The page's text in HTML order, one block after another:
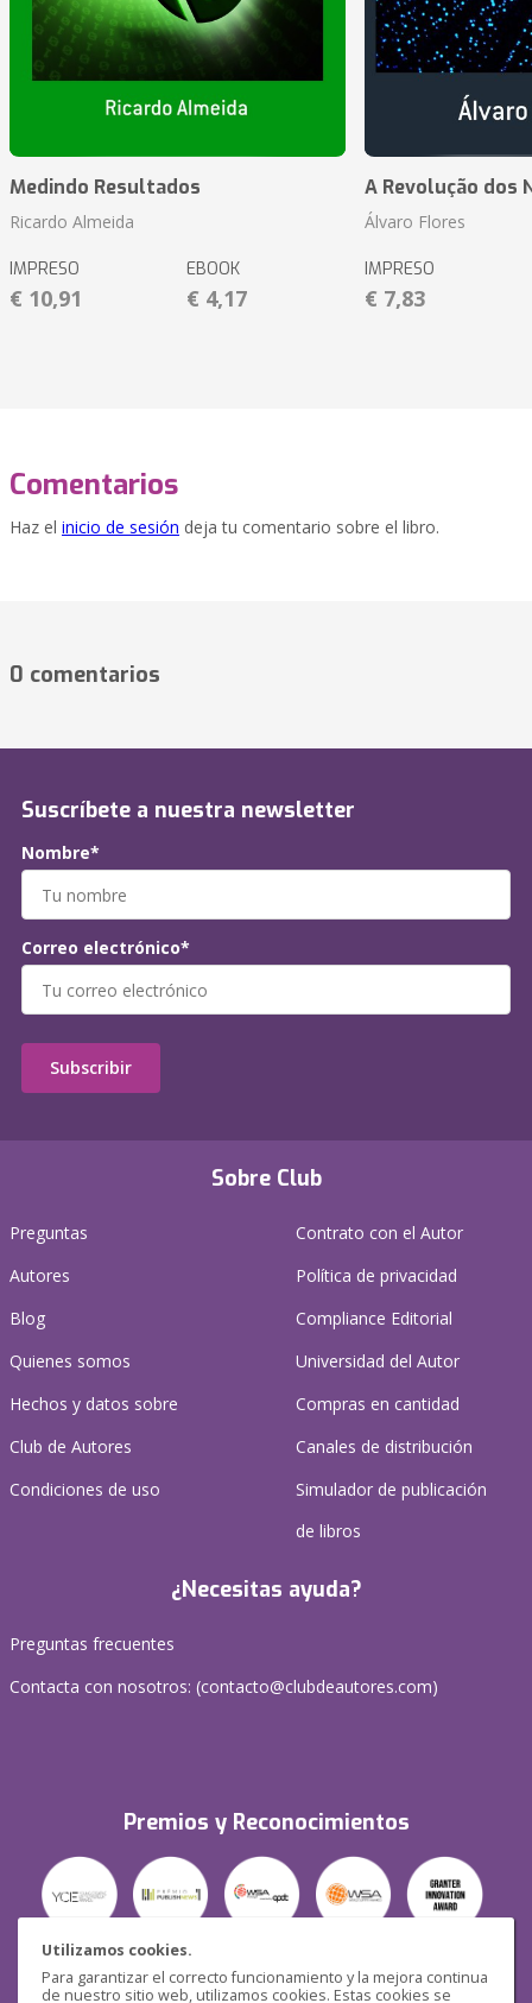
Utilizamos cookies.
Para garantizar el correcto funcionamiento y la mejora continua
de nuestro sitio web, utilizamos cookies. Estas cookies se
Medindo Resultados
Ricardo Almeida
IMPRESO
€ 10,91
EBOOK
€ 4,17
A Revolução dos
Álvaro Flores
IMPRESO
€ 7,83
Comentarios
Haz el inicio de sesión deja tu comentario sobre el libro.
0 comentarios
Sobre Club
Preguntas
Autores
Blog
Quienes somos
Hechos y datos sobre
Club de Autores
Condiciones de uso
Contrato con el Autor
Política de privacidad
Compliance Editorial
Universidad del Autor
Compras en cantidad
Canales de distribución
Simulador de publicación
de libros
¿Necesitas ayuda?
Preguntas frecuentes
Contacta con nosotros: (contacto@clubdeautores.com)
Premios y Reconocimientos
Seguridad
Suscríbete a nuestra newsletter
Nombre*
Correo electrónico*
Subscribir